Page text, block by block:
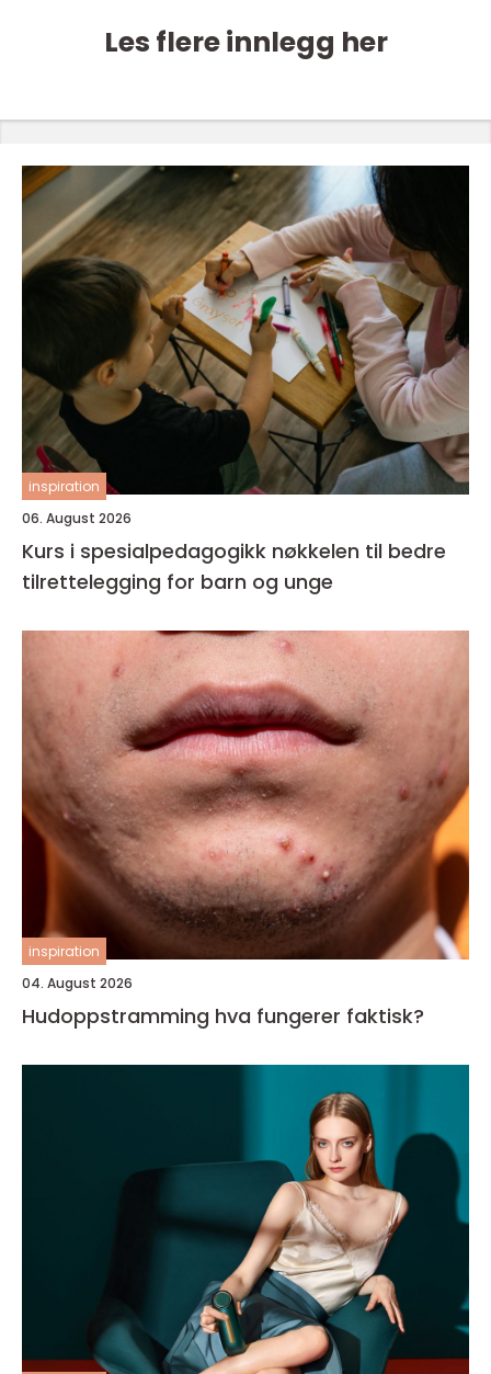
Les flere innlegg her
inspiration
06. August 2026
Kurs i spesialpedagogikk nøkkelen til bedre
tilrettelegging for barn og unge
inspiration
04. August 2026
Hudoppstramming hva fungerer faktisk?